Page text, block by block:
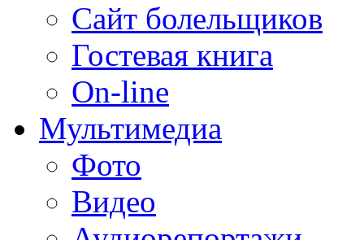
Сайт болельщиков
Гостевая книга
On-line
Мультимедиа
Фото
Видео